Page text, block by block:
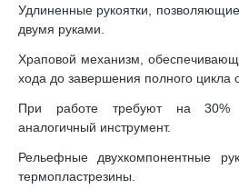
Удлиненные рукоятки,
двумя руками.
Храповой механизм,
хода до завершения полного цикла
При работе требуют на
аналогичный инструмент.
Рельефные двухкомпонентные
термопластрезины.